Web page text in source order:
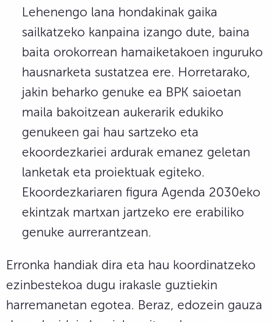
Lehenengo lana hondakinak gaika
sailkatzeko kanpaina izango dute, baina
baita orokorrean hamaiketakoen inguruko
hausnarketa sustatzea ere. Horretarako,
jakin beharko genuke ea BPK saioetan
maila bakoitzean aukerarik edukiko
genukeen gai hau sartzeko eta
ekoordezkariei ardurak emanez geletan
lanketak eta proiektuak egiteko.
Ekoordezkariaren figura Agenda 2030eko
ekintzak martxan jartzeko ere erabiliko
genuke aurrerantzean.
Erronka handiak dira eta hau koordinatzeko
ezinbestekoa dugu irakasle guztiekin
harremanetan egotea. Beraz, edozein gauza